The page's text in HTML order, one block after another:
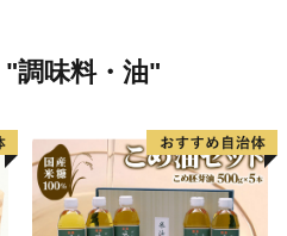
"調味料・油"